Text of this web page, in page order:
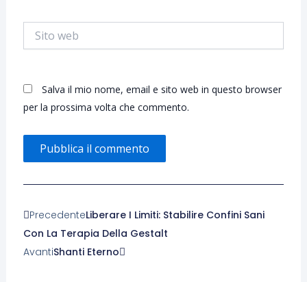
web
Salva il mio nome, email e sito web in questo browser
per la prossima volta che commento.
PrecedenteLiberare I Limiti: Stabilire Confini Sani
Con La Terapia Della Gestalt
AvantiShanti Eterno